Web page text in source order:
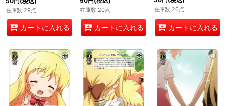
在庫数 29点
カートに入れる
在庫数 20点
カートに入れる
在庫数 26点
カートに入れる